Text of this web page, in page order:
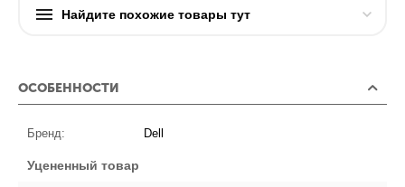
Найдите похожие товары тут
ОСОБЕННОСТИ
Бренд: Dell
Уцененный товар